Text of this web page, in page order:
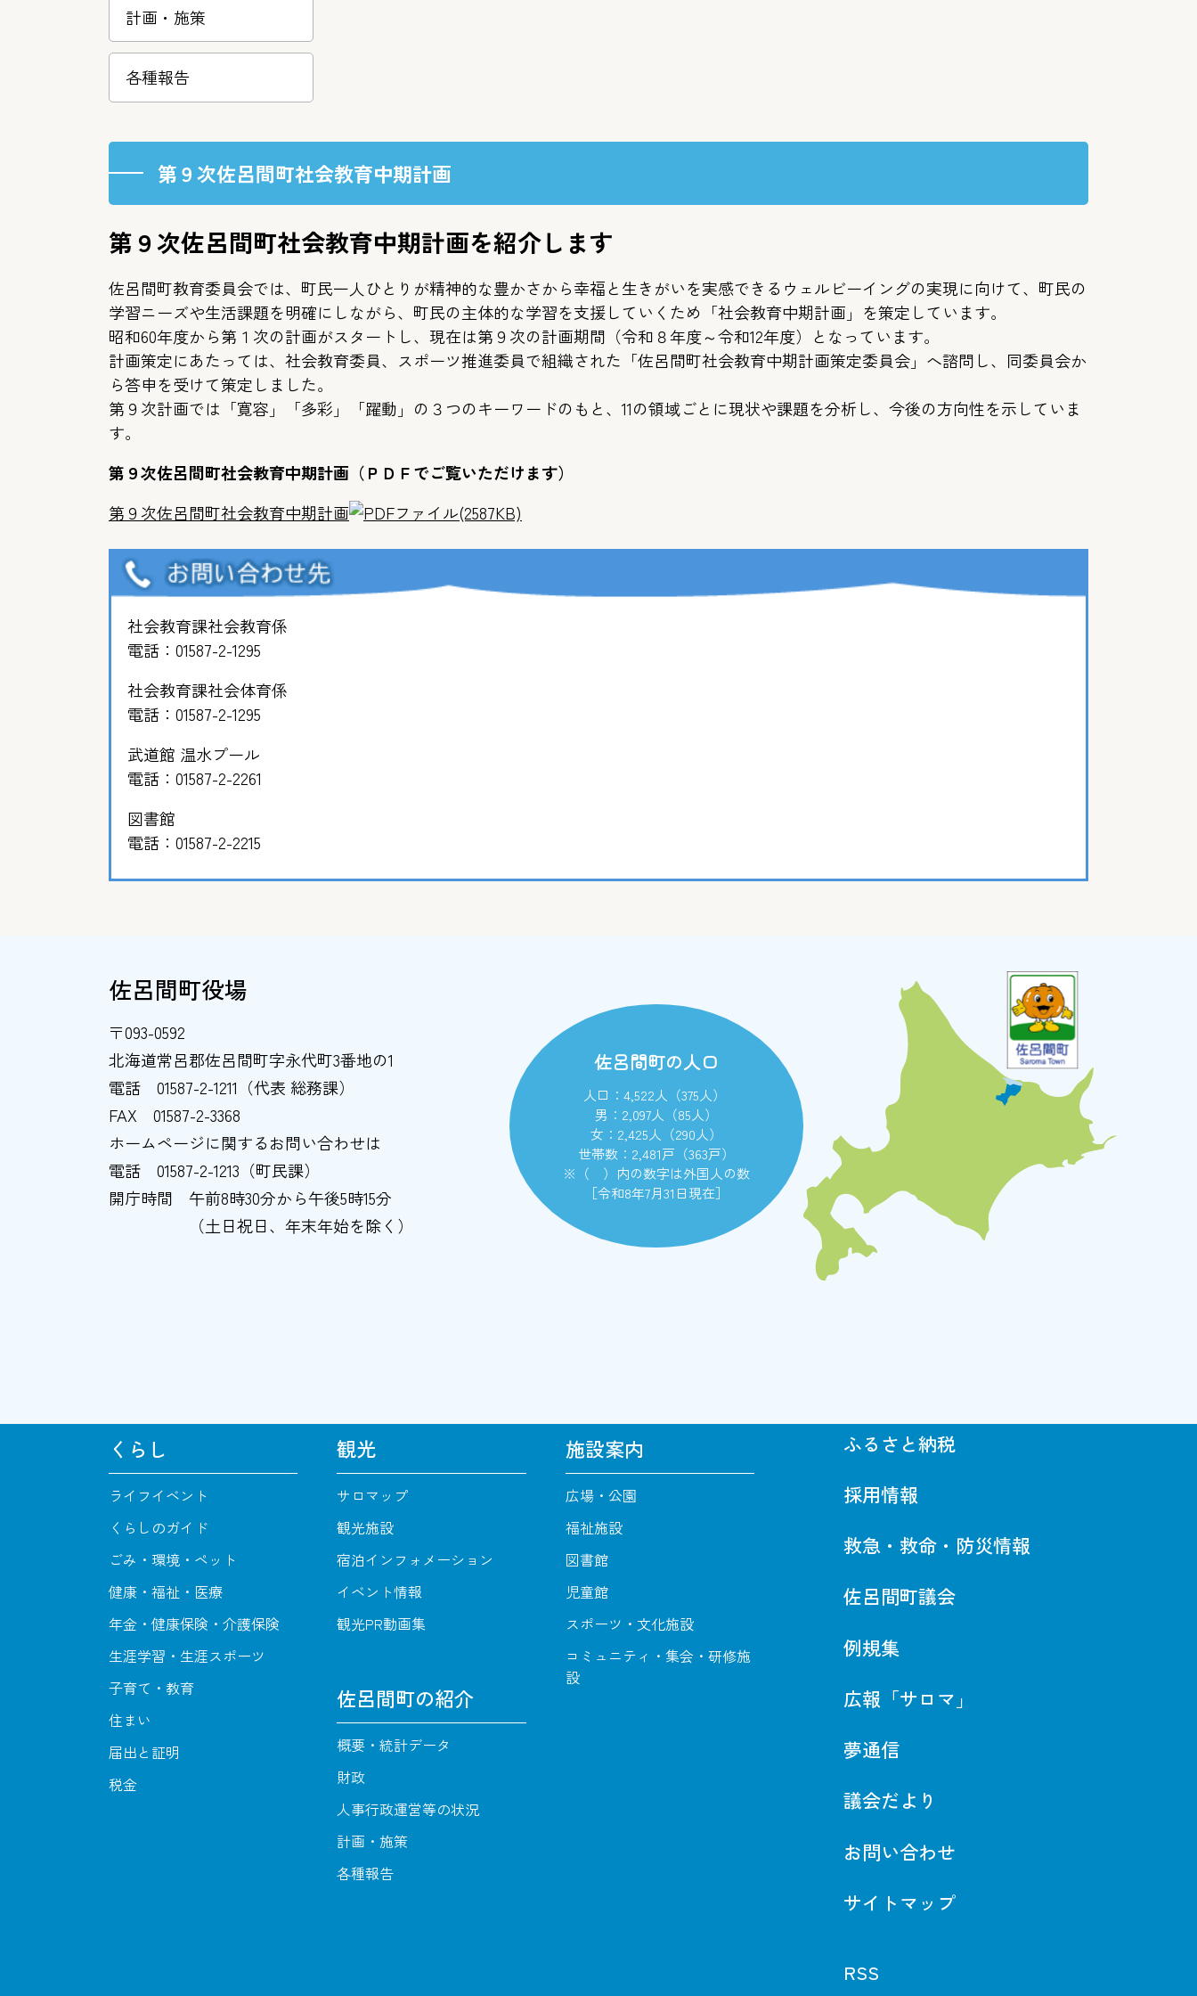
第９次佐呂間町社会教育中期計画
第９次佐呂間町社会教育中期計画を紹介します
佐呂間町教育委員会では、町民一人ひとりが精神的な豊かさから幸福と生きがいを実感できるウェルビーイングの実現に向けて、町民の
学習ニーズや生活課題を明確にしながら、町民の主体的な学習を支援していくため「社会教育中期計画」を策定しています。
昭和60年度から第１次の計画がスタートし、現在は第９次の計画期間（令和８年度～令和12年度）となっています。
計画策定にあたっては、社会教育委員、スポーツ推進委員で組織された「佐呂間町社会教育中期計画策定委員会」へ諮問し、同委員会か
ら答申を受けて策定しました。
第９次計画では「寛容」「多彩」「躍動」の３つのキーワードのもと、11の領域ごとに現状や課題を分析し、今後の方向性を示していま
す。
第９次佐呂間町社会教育中期計画（ＰＤＦでご覧いただけます）
第９次佐呂間町社会教育中期計画
(2587KB)
社会教育課社会教育係
電話： 01587-2-1295
社会教育課社会体育係
電話： 01587-2-1295
武道館 温水プール
電話： 01587-2-2261
図書館
電話： 01587-2-2215
計画・施策
各種報告
佐呂間町役場
〒093-0592
北海道常呂郡佐呂間町字永代町3番地の1
電話
01587-2-1211（代表 総務課）
FAX
01587-2-3368
ホームページに関するお問い合わせは
電話
01587-2-1213（町民課）
開庁時間
午前8時30分から午後5時15分
（土日祝日、年末年始を除く）
佐呂間町の人口
人口：4,522人（375人）
男：2,097人（85人）
女：2,425人（290人）
世帯数：2,481戸（363戸）
※（ ）内の数字は外国人の数
［令和8年7月31日現在］
くらし
ライフイベント
くらしのガイド
ごみ・環境・ペット
健康・福祉・医療
年金・健康保険・介護保険
生涯学習・生涯スポーツ
子育て・教育
住まい
届出と証明
税金
観光
サロマップ
観光施設
宿泊インフォメーション
イベント情報
観光PR動画集
佐呂間町の紹介
概要・統計データ
財政
人事行政運営等の状況
計画・施策
各種報告
施設案内
広場・公園
福祉施設
図書館
児童館
スポーツ・文化施設
コミュニティ・集会・研修施
設
ふるさと納税
採用情報
救急・救命・防災情報
佐呂間町議会
例規集
広報「サロマ」
夢通信
議会だより
お問い合わせ
サイトマップ
RSS